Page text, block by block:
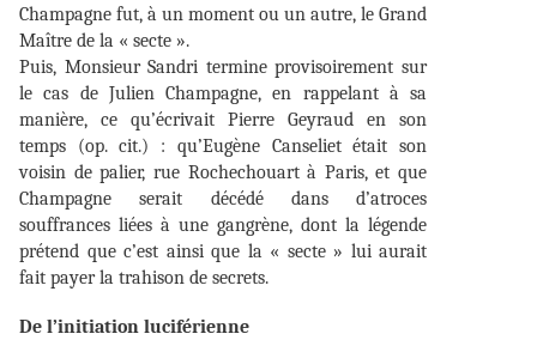
Champagne fut, à un moment ou un autre, le Grand
Maître de la « secte ».
Puis, Monsieur Sandri termine provisoirement sur
le cas de Julien Champagne, en rappelant à sa
manière, ce qu’écrivait Pierre Geyraud en son
temps (op. cit.) : qu’Eugène Canseliet était son
voisin de palier, rue Rochechouart à Paris, et que
Champagne serait décédé dans d’atroces
souffrances liées à une gangrène, dont la légende
prétend que c’est ainsi que la « secte » lui aurait
fait payer la trahison de secrets.
De l’initiation luciférienne